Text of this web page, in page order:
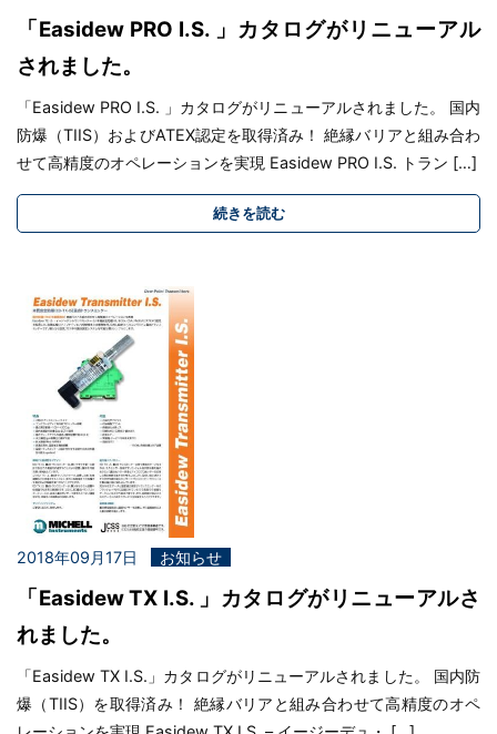
「Easidew PRO I.S. 」カタログがリニューアル
されました。
「Easidew PRO I.S. 」カタログがリニューアルされました。 国内
防爆（TIIS）およびATEX認定を取得済み！ 絶縁バリアと組み合わ
せて高精度のオペレーションを実現 Easidew PRO I.S. トラン […]
続きを読む
2018年09月17日 お知らせ
「Easidew TX I.S. 」カタログがリニューアルさ
れました。
「Easidew TX I.S.」カタログがリニューアルされました。 国内防
爆（TIIS）を取得済み！ 絶縁バリアと組み合わせて高精度のオペ